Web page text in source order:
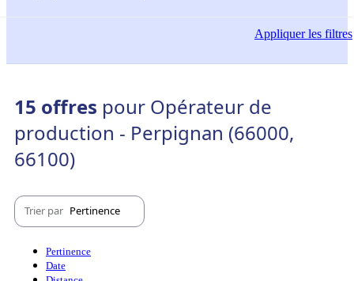
Appliquerles filtres
15 offres pour Opérateur de
production - Perpignan (66000,
66100)
Trier par Pertinence
Pertinence
Date